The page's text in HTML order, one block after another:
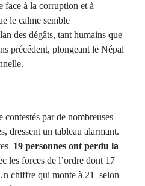
face à la corruption et à
le calme semble
des dégâts, tant humains que
précédent, plongeant le Népal
par de nombreuses
dressent un tableau alarmant.
19 personnes ont perdu la
les forces de l’ordre dont 17
chiffre qui monte à 21 selon